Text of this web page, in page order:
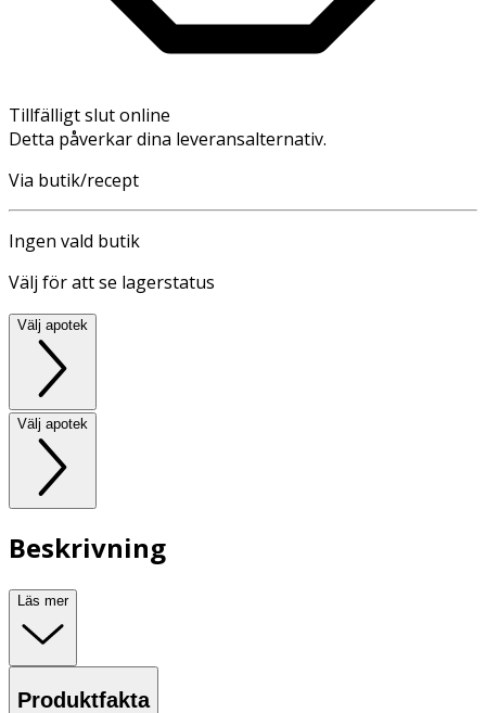
Tillfälligt slut online
Detta påverkar dina leveransalternativ.
Via butik/recept
Ingen vald butik
Välj för att se lagerstatus
Välj apotek
Välj apotek
Beskrivning
Läs mer
Produktfakta